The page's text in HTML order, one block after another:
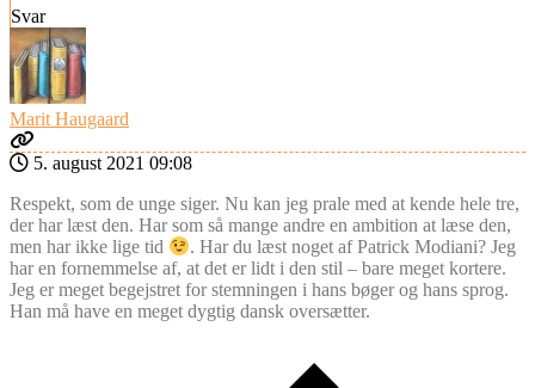
Svar
Marit Haugaard
5. august 2021 09:08
Respekt, som de unge siger. Nu kan jeg prale med at kende hele tre,
der har læst den. Har som så mange andre en ambition at læse den,
men har ikke lige tid
. Har du læst noget af Patrick Modiani? Jeg
har en fornemmelse af, at det er lidt i den stil – bare meget kortere.
Jeg er meget begejstret for stemningen i hans bøger og hans sprog.
Han må have en meget dygtig dansk oversætter.